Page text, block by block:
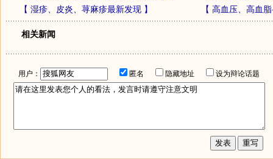
【 湿疹、皮炎、荨麻疹最新发现】 【 高血压、高血
相关新闻
用户： 匿名 隐藏地址 设为辩论话题